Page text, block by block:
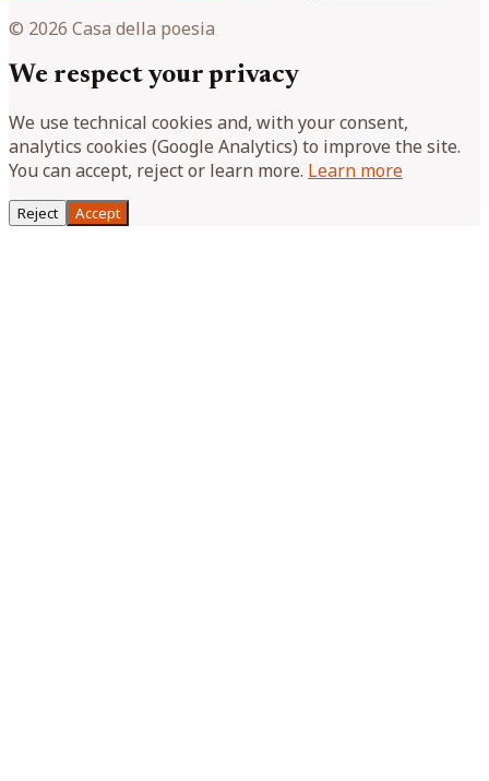
© 2026 Casa della poesia
We respect your privacy
We use technical cookies and, with your consent,
analytics cookies (Google Analytics) to improve the site.
You can accept, reject or learn more. Learn more
Reject Accept